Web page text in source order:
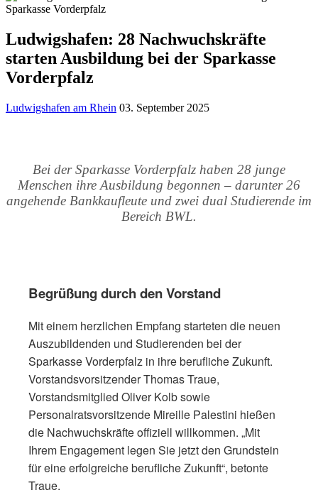
Ludwigshafen: 28 Nachwuchskräfte
starten Ausbildung bei der Sparkasse
Vorderpfalz
Ludwigshafen am Rhein 03. September 2025
Bei der Sparkasse Vorderpfalz haben 28 junge
Menschen ihre Ausbildung begonnen – darunter 26
angehende Bankkaufleute und zwei dual Studierende im
Bereich BWL.
Begrüßung durch den Vorstand
Mit einem herzlichen Empfang starteten die neuen
Auszubildenden und Studierenden bei der
Sparkasse Vorderpfalz in ihre berufliche Zukunft.
Vorstandsvorsitzender Thomas Traue,
Vorstandsmitglied Oliver Kolb sowie
Personalratsvorsitzende Mireille Palestini hießen
die Nachwuchskräfte offiziell willkommen. „Mit
Ihrem Engagement legen Sie jetzt den Grundstein
für eine erfolgreiche berufliche Zukunft“, betonte
Traue.